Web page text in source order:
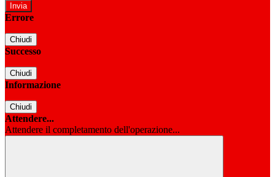
Errore
Chiudi
Successo
Chiudi
Informazione
Chiudi
Attendere...
Attendere il completamento dell'operazione...